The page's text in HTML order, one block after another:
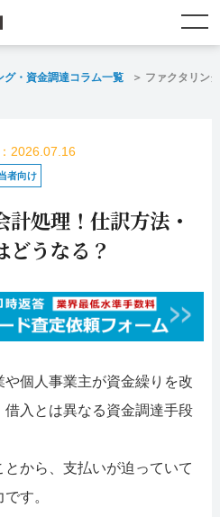
ファクタリングとは？
ファクタリング・資金調達コラム
お問い合わせ
福岡支店HP
スピード
査定依頼
メールで
お問い合わせ
福岡支店直通
092-419-2433
即日資金調達するための方法
グ・資金調達コラム一覧 ファクタリン
2026.07.16
者向け
処理！仕訳方法・
どうなる？
個人事業主が資金繰りを改
入とは異なる資金調達手段
から、支払いが迫っていて
す。